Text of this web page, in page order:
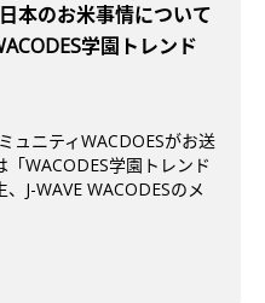
本のお米事情について
学園トレンド
ュニティWACDOESがお送
WACODES学園トレンド
J-WAVE WACODESのメ